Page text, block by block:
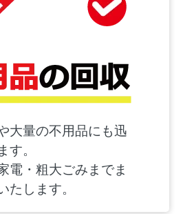
大量の不用品にも迅
す。
電・粗大ごみまでま
たします。